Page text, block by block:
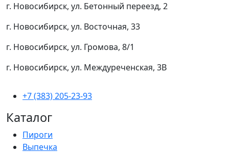
г. Новосибирск, ул. Бетонный переезд, 2
г. Новосибирск, ул. Восточная, 33
г. Новосибирск, ул. Громова, 8/1
г. Новосибирск, ул. Междуреченская, 3В
+7 (383) 205-23-93
Каталог
Пироги
Выпечка